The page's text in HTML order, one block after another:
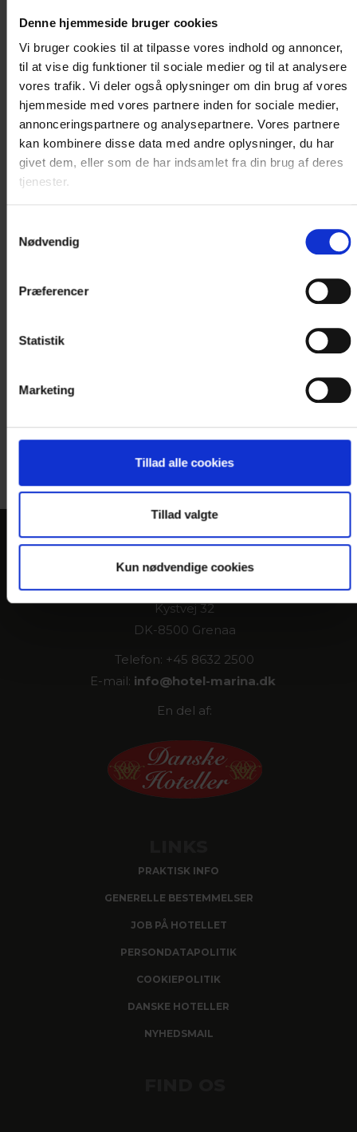
Denne hjemmeside bruger cookies
Vi bruger cookies til at tilpasse vores indhold og annoncer,
til at vise dig funktioner til sociale medier og til at analysere
vores trafik. Vi deler også oplysninger om din brug af vores
hjemmeside med vores partnere inden for sociale medier,
annonceringspartnere og analysepartnere. Vores partnere
kan kombinere disse data med andre oplysninger, du har
givet dem, eller som de har indsamlet fra din brug af deres
tjenester.
Nødvendig
Præferencer
Statistik
Marketing
Tillad alle cookies
Tillad valgte
Kun nødvendige cookies
Ja tak, kontakt mig angående
Træffes bedst i tidsrummet
Kommentar
forespørgsel pr. mail
KONTAKT
Hotel Marina
Kystvej 32
DK-8500 Grenaa
Telefon: +45 8632 2500
E-mail: info@hotel-marina.dk
En del af:
PRAKTISK INFO
GENERELLE BESTEMMELSER
JOB PÅ HOTELLET
PERSONDATAPOLITIK
COOKIEPOLITIK
DANSKE HOTELLER
NYHEDSMAIL